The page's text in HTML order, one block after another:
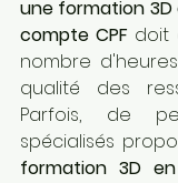
une formation
compte CPF doit
nombre
qualité des
Parfois, de
spécialisés
formation 3D